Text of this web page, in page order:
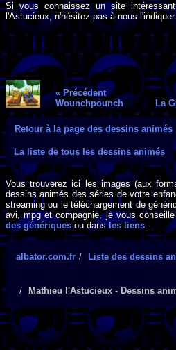
Si vous connaissez un site
l'Astucieux, n'hésitez pas à nous l'indiquer.
« Précédent
Wounchpounch
La
Retour à la page des dessins animés
La liste de tous les dessins animés
Vous trouverez ici les images (aux
dessins animés des séries de votre
streaming ou le téléchargement de
avi, mpg et compagnie, je vous
des génériques ou dansles liens
albator.com.fr Liste des dessins
Mathieu l'Astucieux - Dessins